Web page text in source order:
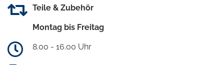
Teile & Zubehör
Montag bis Freitag
8.00 - 16.00 Uhr